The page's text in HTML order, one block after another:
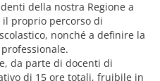
della nostra Regione a
il proprio percorso di
nonché a definire la
da parte di docenti di
di 15 ore totali, fruibile in